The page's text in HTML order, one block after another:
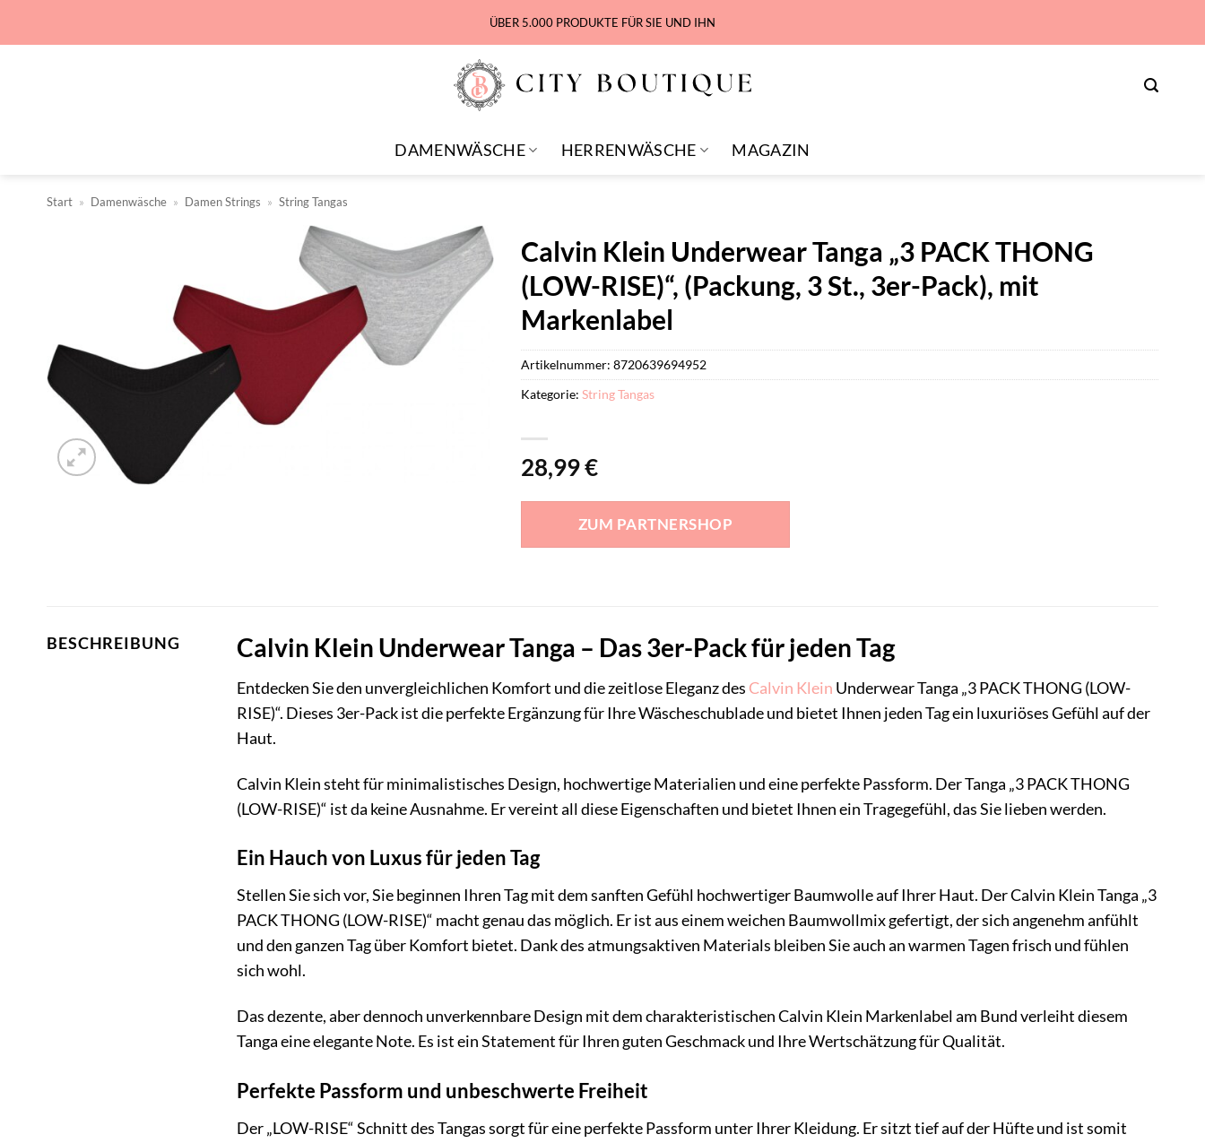
ÜBER 5.000 PRODUKTE FÜR SIE UND IHN
DAMENWÄSCHE HERRENWÄSCHE MAGAZIN
Start » Damenwäsche » Damen Strings » String Tangas
Calvin Klein Underwear Tanga „3 PACK THONG
(LOW-RISE)“, (Packung, 3 St., 3er-Pack), mit
Markenlabel
28,99€
ZUM PARTNERSHOP
Artikelnummer:8720639694952
Kategorie:String Tangas
BESCHREIBUNG Calvin Klein Underwear Tanga – Das 3er-Pack für jeden Tag
Entdecken Sie den unvergleichlichen Komfort und die zeitlose Eleganz des Calvin Klein Underwear Tanga „3 PACK THONG (LOW-
RISE)“. Dieses 3er-Pack ist die perfekte Ergänzung für Ihre Wäscheschublade und bietet Ihnen jeden Tag ein luxuriöses Gefühl auf der
Haut.
Calvin Klein steht für minimalistisches Design, hochwertige Materialien und eine perfekte Passform. Der Tanga „3 PACK THONG
(LOW-RISE)“ ist da keine Ausnahme. Er vereint all diese Eigenschaften und bietet Ihnen ein Tragegefühl, das Sie lieben werden.
Ein Hauch von Luxus für jeden Tag
Stellen Sie sich vor, Sie beginnen Ihren Tag mit dem sanften Gefühl hochwertiger Baumwolle auf Ihrer Haut. Der Calvin Klein Tanga „3
PACK THONG (LOW-RISE)“ macht genau das möglich. Er ist aus einem weichen Baumwollmix gefertigt, der sich angenehm anfühlt
und den ganzen Tag über Komfort bietet. Dank des atmungsaktiven Materials bleiben Sie auch an warmen Tagen frisch und fühlen
sich wohl.
Das dezente, aber dennoch unverkennbare Design mit dem charakteristischen Calvin Klein Markenlabel am Bund verleiht diesem
Tanga eine elegante Note. Es ist ein Statement für Ihren guten Geschmack und Ihre Wertschätzung für Qualität.
Perfekte Passform und unbeschwerte Freiheit
Der „LOW-RISE“ Schnitt des Tangas sorgt für eine perfekte Passform unter Ihrer Kleidung. Er sitzt tief auf der Hüfte und ist somit